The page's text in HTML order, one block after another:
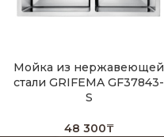
Мойка из нержавеющей
стали GRIFEMA GF37843-
S
48 300₸